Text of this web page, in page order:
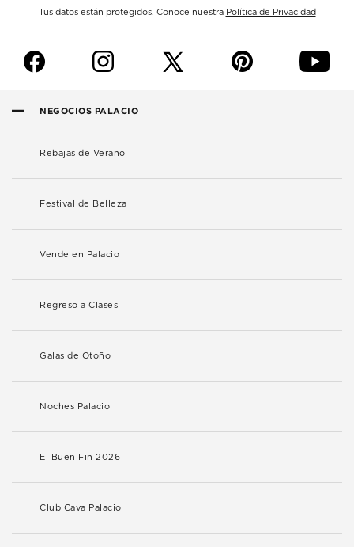
Tus datos están protegidos. Conoce nuestra Política de Privacidad
f i p y
NEGOCIOS PALACIO
Rebajas de Verano
Festival de Belleza
Vende en Palacio
Regreso a Clases
Galas de Otoño
Noches Palacio
El Buen Fin 2026
Club Cava Palacio